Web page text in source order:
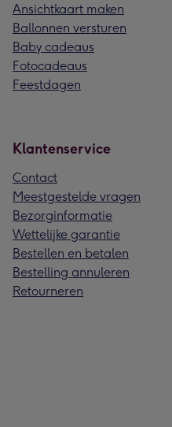
Ansichtkaart maken
Ballonnen versturen
Baby cadeaus
Fotocadeaus
Feestdagen
Klantenservice
Contact
Meestgestelde vragen
Bezorginformatie
Wettelijke garantie
Bestellen en betalen
Bestelling annuleren
Retourneren